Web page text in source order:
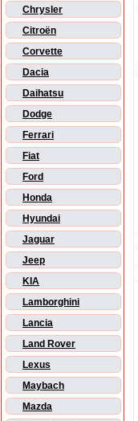
Chrysler
Citroën
Corvette
Dacia
Daihatsu
Dodge
Ferrari
Fiat
Ford
Honda
Hyundai
Jaguar
Jeep
KIA
Lamborghini
Lancia
Land Rover
Lexus
Maybach
Mazda